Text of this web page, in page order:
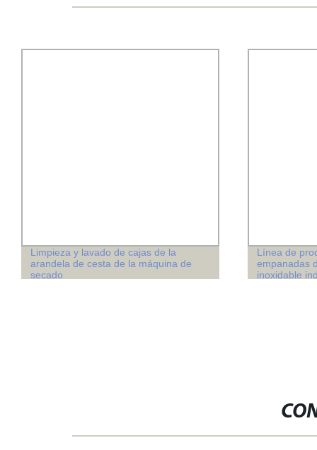
Limpieza y lavado de cajas de la
arandela de cesta de la máquina de
secado
Línea de
empanadas
inoxidable